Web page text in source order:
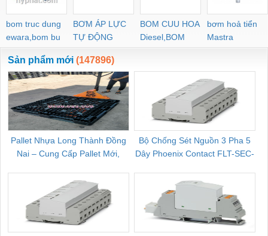
bom truc dung
ewara,bom bu
ewara
BƠM ÁP LỰC
TỰ ĐỘNG
BOM CUU HOA
Diesel,BOM
CHUA CHAY
bơm hoả tiển
Mastra
Sản phẩm mới (147896)
Pallet Nhựa Long Thành Đồng
Nai – Cung Cấp Pallet Mới,
Bộ Chống Sét Nguồn 3 Pha 5
Dây Phoenix Contact FLT-SEC-